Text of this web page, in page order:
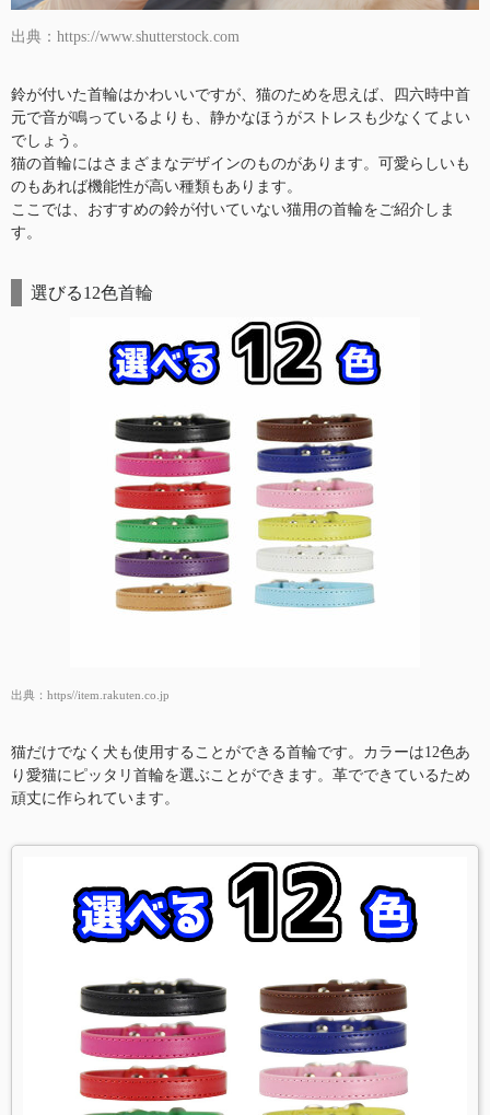
出典：https://www.shutterstock.com
鈴が付いた首輪はかわいいですが、猫のためを思えば、四六時中首
元で音が鳴っているよりも、静かなほうがストレスも少なくてよい
でしょう。
猫の首輪にはさまざまなデザインのものがあります。可愛らしいも
のもあれば機能性が高い種類もあります。
ここでは、おすすめの鈴が付いていない猫用の首輪をご紹介しま
す。
選びる12色首輪
出典： https//item.rakuten.co.jp
猫だけでなく犬も使用することができる首輪です。カラーは12色あ
り愛猫にピッタリ首輪を選ぶことができます。革でできているため
頑丈に作られています。